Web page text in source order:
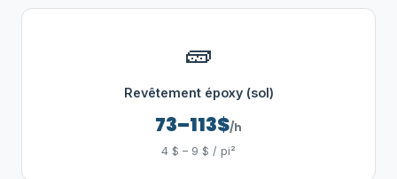
🧱
Revêtement époxy (sol)
73–113$/h
4 $ – 9 $ / pi²